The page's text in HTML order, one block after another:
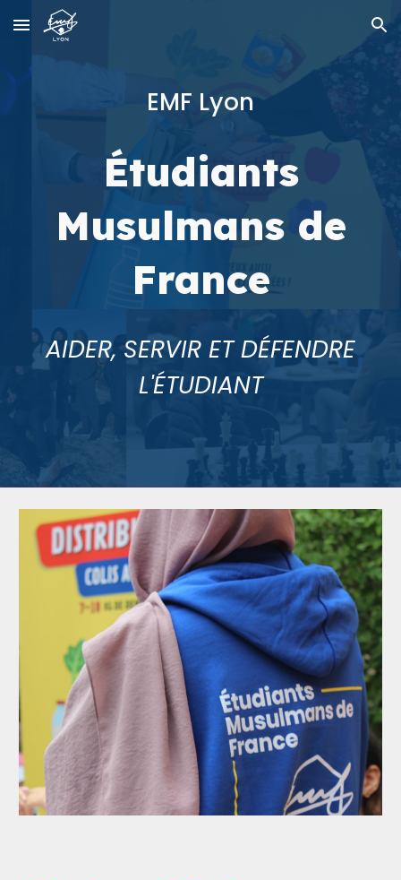
Skip to main content Skip to navigation
EMF Lyon
Étudiants
Musulmans de
France
AIDER, SERVIR ET DÉFENDRE
L'ÉTUDIANT